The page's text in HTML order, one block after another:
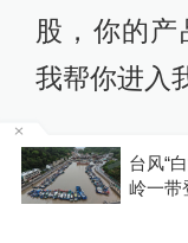
股，你的
我帮你进入
我讲到这儿
下了多大工
台风“
岭一带